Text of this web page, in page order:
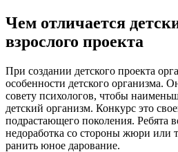
Чем отличается
взрослого проекта
При создании детского проекта
особенности детского организма.
совету психологов, чтобы
детский организм. Конкурс это
подрастающего поколения. Ребята
недоработка со стороны жюри или
ранить юное дарование.